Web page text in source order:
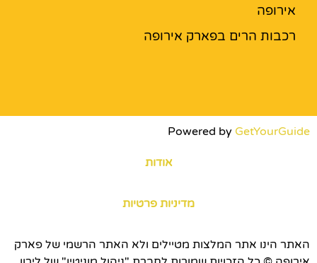
אירופה
רכבות הרים בפארק אירופה
Powered by GetYourGuide
אודות
מדיניות פרטיות
האתר הינו אתר המלצות מטיילים ולא האתר הרשמי של פארק